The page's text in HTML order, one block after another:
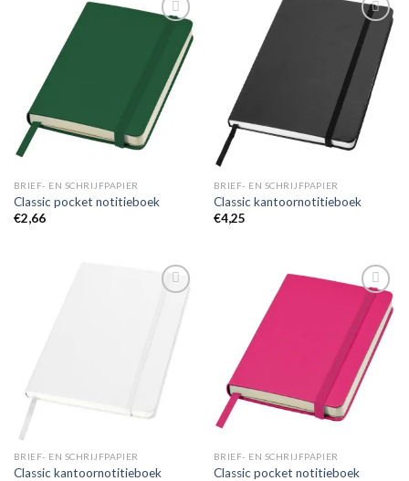
wenslijst
BRIEF- EN SCHRIJFPAPIER
Classic pocket notitieboek
€2,66
Toevoegen
aan
wenslijst
BRIEF- EN SCHRIJFPAPIER
Classic kantoornotitieboek
€4,25
BRIEF- EN SCHRIJFPAPIER
Classic kantoornotitieboek
Toevoegen
aan
wenslijst
BRIEF- EN SCHRIJFPAPIER
Classic pocket notitieboek